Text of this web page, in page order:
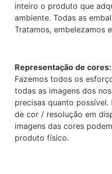
inteiro o produto que
ambiente. Todas as
Tratamos, embelezamos
Representação de cores:
Fazemos todos os
todas as imagens dos
precisas quanto
de cor / resolução em
imagens das cores
produto físico.